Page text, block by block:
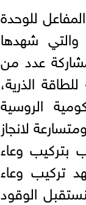
للوحدة
والتي شهدها
عدد من
الذرية،
الروسية
لانجاز
بتركيب وعاء
تركيب وعاء
الوقود